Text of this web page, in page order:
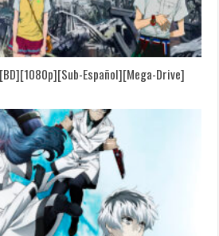
Español][Mega-Drive]